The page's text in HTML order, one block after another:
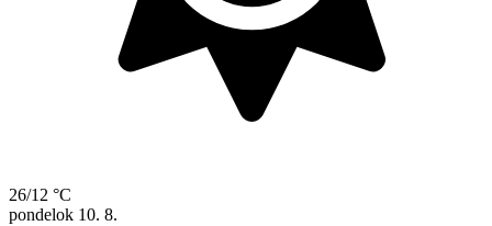
26/12 °C
pondelok 10. 8.